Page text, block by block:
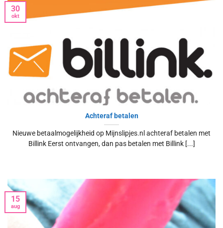
Achteraf betalen
Nieuwe betaalmogelijkheid op Mijnslipjes.nl achteraf betalen met
Billink Eerst ontvangen, dan pas betalen met Billink [...]
30
okt
15
aug